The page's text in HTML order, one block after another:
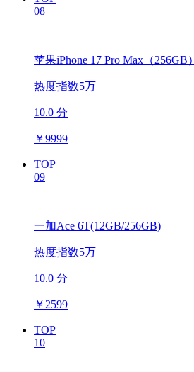
08
苹果iPhone 17 Pro Max（256GB）
热度指数5万
10.0 分
￥9999
TOP
09
一加Ace 6T(12GB/256GB)
热度指数5万
10.0 分
￥ 2599
TOP
10